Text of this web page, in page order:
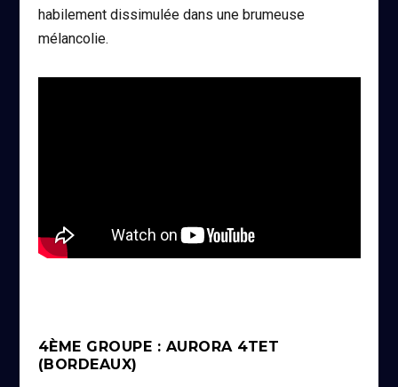
habilement dissimulée dans une brumeuse
mélancolie.
4ÈME GROUPE : AURORA 4TET
(BORDEAUX)